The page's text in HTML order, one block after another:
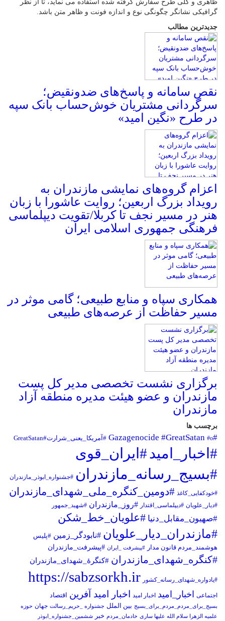
ظاهری و کلی طرح سفارش گرفته شده استفاده می نماید، تا از نظر
گرافیکی نشانگر چگونگی نوع و اندازه فونت و ظاهر متن باشد.
جدیدترین مطالب
نقص سامانه و پاسخ‌های ضدونقیض؛
سرگردانی مشتریان خوش‌حساب بانک سپه
در طرح «نگین امید»
اعزام گروه‌های نمایشی مازندران به
رویداد بزرگ اربعین؛ روایت عاشورا با زبان
هنر در مسیر نجف تا کربلا/تقویت دیپلماسی
فرهنگی جمهوری اسلامی ایران
همکاری سپاه و منابع طبیعی؛ گامی موثر در
مسیر حفاظت از عرصه‌های طبیعی
برگزاری نشست تخصصی مدیر کل پست
مازندران و عضو هیئت مدیره منطقه آزاد
مازندران
برچسب ها
#Gazagenocide
#GreatSatan #o #آمریکا_یعنی_شرارت#GreatSatan
#اخبار_امید#ایران_قوی
#بسیج_رسانه_مازندران #جشنواره_ابوذر_مازندران
#خودکفایی_کاغذ #دومین_کنگره_ملی_شهدای_مازندران
#دیار_علویان #دیپلماسی_اقتدار #روز_مازندران #شهید_جمهور
#صهیون_مقابل_دنیا #علویان_خط_شکن
#مازندران_دیار_علویان #نابودگر_زمین #پلیس
هوشمند_مردم قانون مدار
#پیشرفت _ایران #پیشرفت_مازندران
#کنگره_شهدای_مازندران #کنگرۀ_شهدای_مازندران
#یادواره_شهدای_رسانه_کشور https://sabzsorkh.ir
اجتماعی اخبار_امید اخبار امید اخبار امید آفرین اقتصاد
بسیج_برای_مردم_مردم_برای_بسیج بین الملل جشنواره _حریم_رسالت جهان حوزه
علمیه الزهرا سلام الله علیها ساری خادمان_مردم خبر ششمین_جشنواره_ابوذر